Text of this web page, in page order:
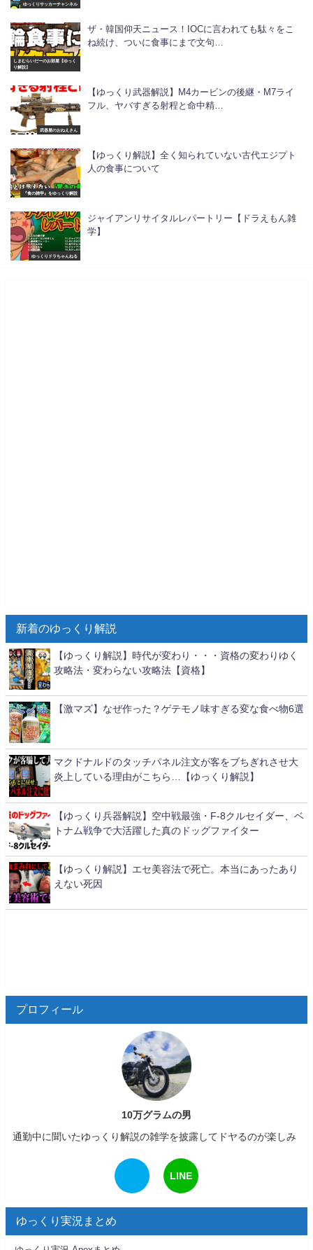
ゆっくりサッカーチャンネル
しまむらいだーのお部屋【ゆっく
り解説】
ザ・韓国仰天ニュース！IOCに言われても駄々をこ
ね続け、ついに食事にまで文句…
武器屋のおねえさん
【ゆっくり武器解説】M4カービンの後継・M7ライ
フル、ヤバすぎる射程と命中精…
『食の雑学』をゆっくり解説
【ゆっくり解説】全く知られていない古代エジプト
人の食事について
ゆっくりドラちゃんねる
ジャイアンリサイタルレパートリー【ドラえもん雑
学】
新着のゆっくり解説
【ゆっくり解説】時代が変わり・・・資格の変わりゆく
攻略法・変わらない攻略法【資格】
【激マズ】なぜ作った？ゲテモノ味すぎる変な食べ物6選
マクドナルドのタッチパネル注文が客をブちぎれさせ大
炎上している理由がこちら…【ゆっくり解説】
【ゆっくり兵器解説】空中戦最強・F-8クルセイダー、ベ
トナム戦争で大活躍した真のドッグファイター
【ゆっくり解説】エセ美容法で死亡。本当にあったあり
えない死因
プロフィール
10万グラムの男
通勤中に聞いたゆっくり解説の雑学を披露してドヤるのが楽しみ
LINE
ゆっくり実況まとめ